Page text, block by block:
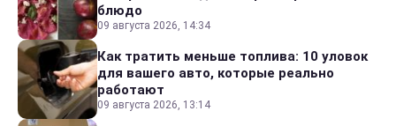
блюдо
09 августа 2026, 14:34
Как тратить меньше топлива: 10 уловок
для вашего авто, которые реально
работают
09 августа 2026, 13:14